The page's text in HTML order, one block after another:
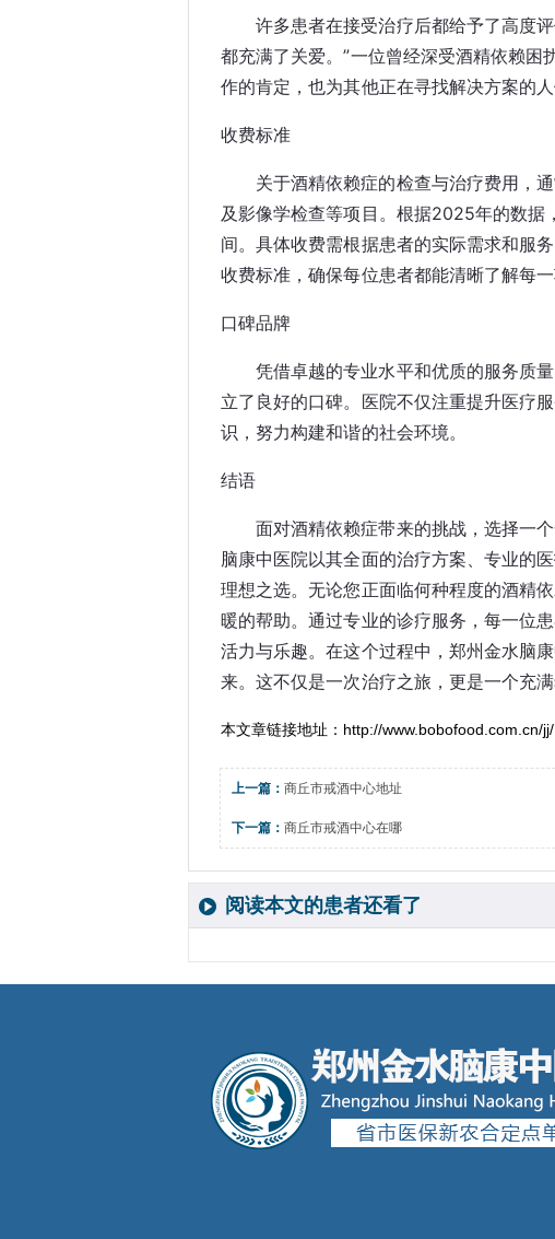
许多患者在接受治疗后都给予了高度
都充满了关爱。”一位曾经深受酒精依赖
作的肯定，也为其他正在寻找解决方案的人
收费标准
关于酒精依赖症的检查与治疗费用，
及影像学检查等项目。根据2025年的数
间。具体收费需根据患者的实际需求和服
收费标准，确保每位患者都能清晰了解每一
口碑品牌
凭借卓越的专业水平和优质的服务质
立了良好的口碑。医院不仅注重提升医疗
识，努力构建和谐的社会环境。
结语
面对酒精依赖症带来的挑战，选择一
脑康中医院以其全面的治疗方案、专业的
理想之选。无论您正面临何种程度的酒精
暖的帮助。通过专业的诊疗服务，每一位
活力与乐趣。在这个过程中，郑州金水脑
来。这不仅是一次治疗之旅，更是一个充
本文章链接地址： http://www.bobofood.com.cn/
上一篇： 商丘市戒酒中心地址
下一篇： 商丘市戒酒中心在哪
阅读本文的患者还看了